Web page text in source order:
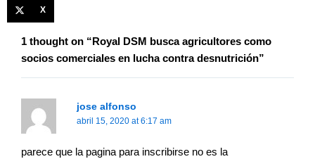
X
1 thought on “Royal DSM busca agricultores como
socios comerciales en lucha contra desnutrición”
jose alfonso
abril 15, 2020 at 6:17 am
parece que la pagina para inscribirse no es la